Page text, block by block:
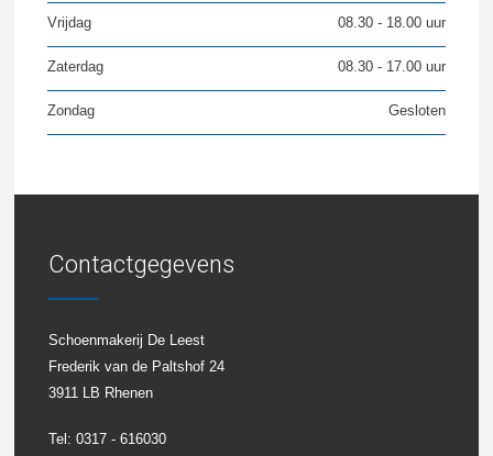
Vrijdag 08.30 - 18.00 uur
Zaterdag 08.30 - 17.00 uur
Zondag Gesloten
Contactgegevens
Schoenmakerij De Leest
Frederik van de Paltshof 24
3911 LB Rhenen
Tel: 0317 - 616030